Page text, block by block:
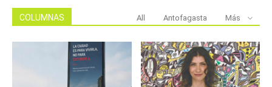
COLUMNAS All Antofagasta Más